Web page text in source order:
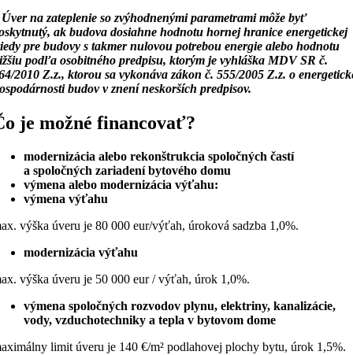
na zateplenie so zvýhodnenými parametrami môže byť
ak budova dosiahne hodnotu hornej hranice energetickej
pre budovy s takmer nulovou potrebou energie alebo hodnotu
podľa osobitného predpisu, ktorým je vyhláška MDV SR č.
2010 Z.z., ktorou sa vykonáva zákon č. 555/2005 Z.z. o
budov v znení neskorších predpisov.
je možné financovať?
modernizácia alebo rekonštrukcia spoločných častí
a spoločných zariadení bytového domu
výmena alebo modernizácia výťahu:
výmena výťahu
výška úveru je 80 000 eur/výťah, úroková sadzba 1,0%.
modernizácia výťahu
výška úveru je 50 000 eur / výťah, úrok 1,0%.
výmena spoločných rozvodov plynu, elektriny, kanalizácie,
vody, vzduchotechniky a tepla v bytovom dome
limit úveru je 140 €/m² podlahovej plochy bytu, úrok 1,5%.